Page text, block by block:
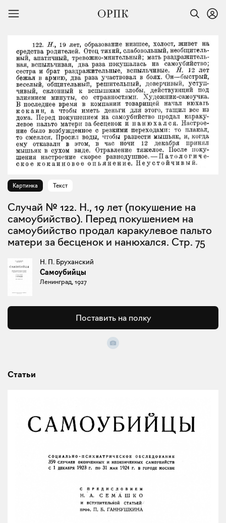
Картинка Текст
Случай № 122. Н., 19 лет (покушение на
самоубийство). Перед покушением на
самоубийство продал каракулевое пальто
матери за бесценок и нанюхался. Стр. 75
Н. П. Бруханский
Самоубийцы
Ленинград, 1927
Поставить на полку
Статьи